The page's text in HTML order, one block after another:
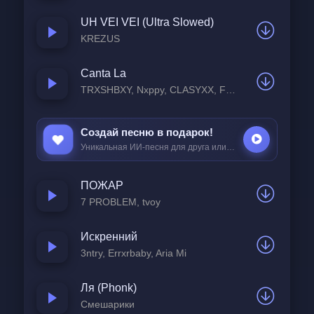
И уже неважно,
Что расскажут в принципе.
Перечитай меня между строк,
Поставь закладку в любимом моменте.
Хочешь — давай продолжим
Если захочешь,
UH VEI VEI (Ultra Slowed)
KREZUS
Canta La
Создай песню в подарок!
Уникальная ИИ-песня для друга или любимой за
ПОЖАР
7 PROBLEM, tvoy
Искренний
3ntry, Errxrbaby, Aria Mi
Ля (Phonk)
Смешарики